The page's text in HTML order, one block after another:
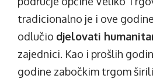
tradicionalno je i ove
odlučio djelovati
zajednici. Kao i prošlih
godine zabočkim trgom